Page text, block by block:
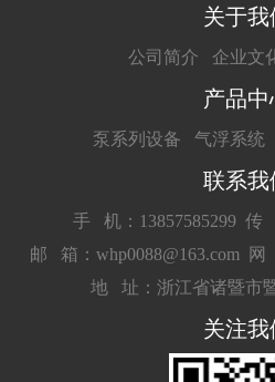
关于我
公司简介 企业文
产品中
泵系列设备 气浮系统
联系我
手 机：13857585299 传
邮 箱：whp0088@163.com
网
地 址：浙江省诸暨市
关注我